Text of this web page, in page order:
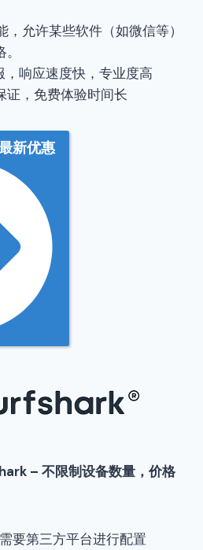
，允许某些软件（如微信等）
响应速度快，专业度高
，免费体验时间长
新优惠
– 不限制设备数量，价格
要第三方平台进行配置